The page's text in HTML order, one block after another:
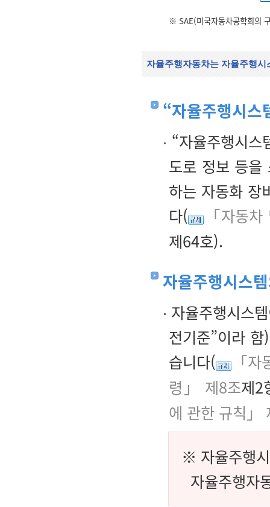
※ SAE(미국자동차공학회의
자율주행자동차는 자율주행
“자율주행시스
“자율주행시
도로 정보 등을
하는 자동화 장
다(
「자동
제64호).
자율주행시스
자율주행시스
전기준”이라
습니다(
「
령」 제8조제2
에 관한 규칙」
※ 자율주행
자율주행자